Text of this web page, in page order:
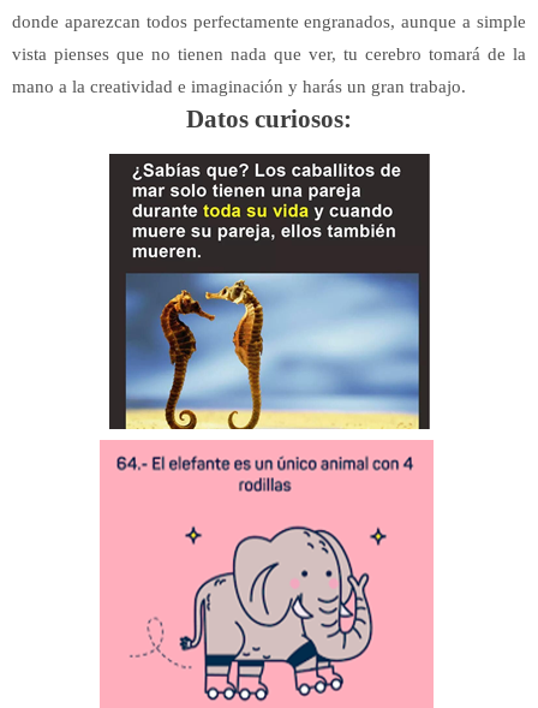
donde aparezcan todos perfectamente engranados, aunque a simple
vista pienses que no tienen nada que ver, tu cerebro tomará de la
mano a la creatividad e imaginación y harás un gran trabajo.
Datos curiosos: